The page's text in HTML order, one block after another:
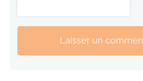
Laisser un